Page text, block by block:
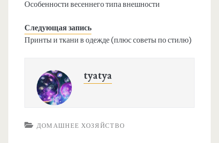
Особенности весеннего типа внешности
Следующая запись
Принты и ткани в одежде (плюс советы по стилю)
tyatya
ДОМАШНЕЕ ХОЗЯЙСТВО